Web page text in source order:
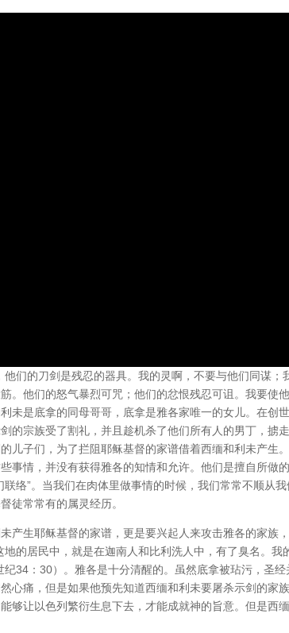
们的刀剑是残忍的器具。我的灵啊，不要与他们同谋；
。他们的怒气暴烈可咒；他们的忿恨残忍可诅。我要使
未是底拿的同母哥哥，底拿是雅各家唯一的女儿。在创
的宗族受了割礼，并且趁机杀了他们所有人的男丁，掳走
儿子们，为了拦阻耶稣基督的家谱借着西缅和利未产生
事情，并没有获得雅各的知情和允许。他们是擅自所做
络”。当我们在肉体里做事情的时候，我们常常不顺从我
徒常常有的属灵经历。
产生耶稣基督的家谱，更是要兴起人来攻击雅各的家族
的居民中，就是在迦南人和比利洗人中，有了臭名。我
34：30）。雅各是十分清醒的。虽然底拿被玷污，圣
心痛，但是如果他预先知道西缅和利未要屠杀示剑的家
够让以色列繁衍生息下去，才能成就神的旨意。但是西